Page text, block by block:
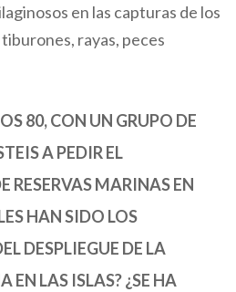
en las capturas de los
rayas, peces
80, CON UN GRUPO DE
A PEDIR EL
RESERVAS MARINAS EN
HAN SIDO LOS
DESPLIEGUE DE LA
EN LAS ISLAS? ¿SE HA